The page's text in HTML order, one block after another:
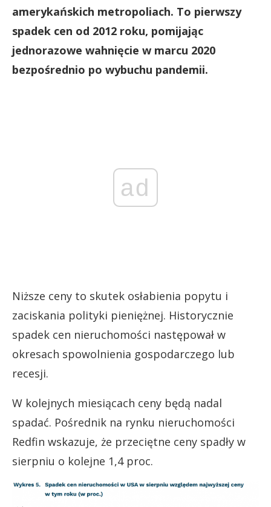
amerykańskich metropoliach. To pierwszy
spadek cen od 2012 roku, pomijając
jednorazowe wahnięcie w marcu 2020
bezpośrednio po wybuchu pandemii.
ad
Niższe ceny to skutek osłabienia popytu i
zaciskania polityki pieniężnej. Historycznie
spadek cen nieruchomości następował w
okresach spowolnienia gospodarczego lub
recesji.
W kolejnych miesiącach ceny będą nadal
spadać. Pośrednik na rynku nieruchomości
Redfin wskazuje, że przeciętne ceny spadły w
sierpniu o kolejne 1,4 proc.